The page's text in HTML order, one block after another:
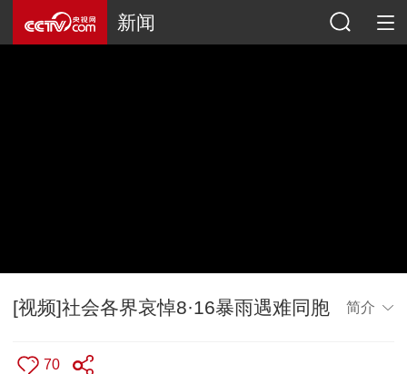
新闻
[视频]社会各界哀悼8·16暴雨遇难同胞 简介
70